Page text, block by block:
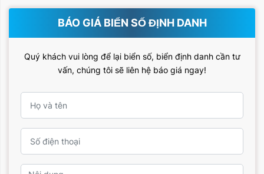
BÁO GIÁ BIỂN SỐ ĐỊNH DANH
Quý khách vui lòng để lại biển số, biển định danh cần tư
vấn, chúng tôi sẽ liên hệ báo giá ngay!